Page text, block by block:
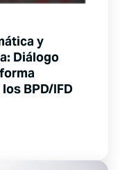
y
Diálogo
BPD/IFD